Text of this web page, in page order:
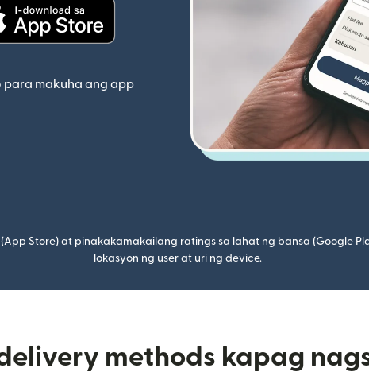
para makuha ang app
Store) at pinakakamakailang ratings sa lahat ng bansa (Google
lokasyon ng user at uri ng device.
methods kapag